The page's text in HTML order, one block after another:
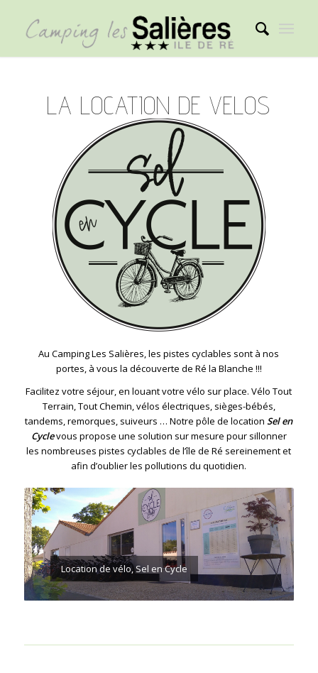
LA LOCATION DE VELOS
Au Camping Les Salières, les pistes cyclables sont à nos
portes, à vous la découverte de Ré la Blanche !!!
Facilitez votre séjour, en louant votre vélo sur place. Vélo Tout
Terrain, Tout Chemin, vélos électriques, sièges-bébés,
tandems, remorques, suiveurs … Notre pôle de locationSel en
Cyclevous propose une solution sur mesure pour sillonner
les nombreuses pistes cyclables de l’île de Ré sereinement et
afin d’oublier les pollutions du quotidien.
Location de vélo, Sel en Cycle